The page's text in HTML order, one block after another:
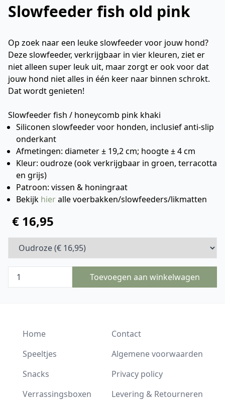
Slowfeeder fish old pink
Op zoek naar een leuke slowfeeder voor jouw hond?
Deze slowfeeder, verkrijgbaar in vier kleuren, ziet er
niet alleen super leuk uit, maar zorgt er ook voor dat
jouw hond niet alles in één keer naar binnen schrokt.
Dat wordt genieten!
Slowfeeder fish / honeycomb pink khaki
Siliconen slowfeeder voor honden, inclusief anti-slip
onderkant
Afmetingen: diameter ± 19,2 cm; hoogte ± 4 cm
Kleur: oudroze (ook verkrijgbaar in groen, terracotta
en grijs)
Patroon: vissen & honingraat
Bekijk hieralle voerbakken/slowfeeders/likmatten
€ 16,95
Toevoegen aan winkelwagen
Home
Speeltjes
Snacks
Verrassingsboxen
Contact
Algemene voorwaarden
Privacy policy
Levering & Retourneren